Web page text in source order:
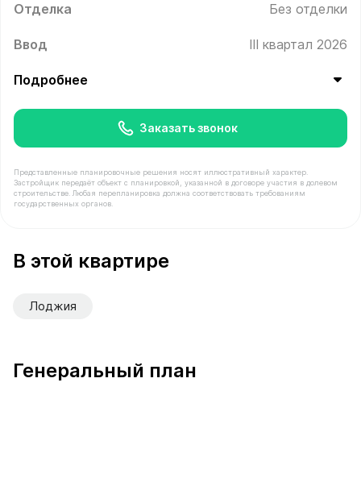
Отделка Без отделки
Ввод III квартал 2026
Подробнее
Заказать звонок
Представленные планировочные решения носят иллюстративный характер.
Застройщик передаёт объект с планировкой, указанной в договоре участия в долевом
строительстве. Любая перепланировка должна соответствовать требованиям
государственных органов.
В этой квартире
Лоджия
Генеральный план